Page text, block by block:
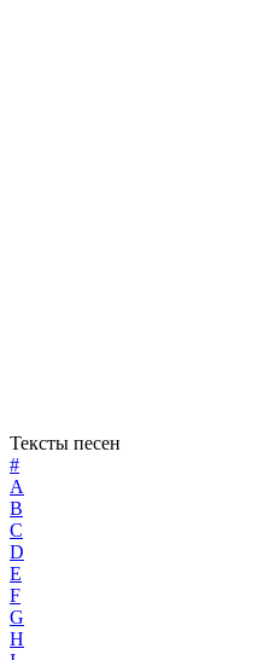
Тексты песен
#
A
B
C
D
E
F
G
H